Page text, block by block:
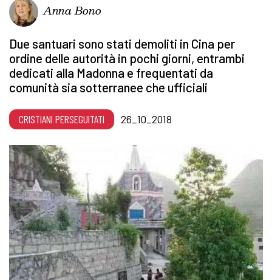
Anna Bono
Due santuari sono stati demoliti in Cina per
ordine delle autorità in pochi giorni, entrambi
dedicati alla Madonna e frequentati da
comunità sia sotterranee che ufficiali
CRISTIANI PERSEGUITATI 26_10_2018